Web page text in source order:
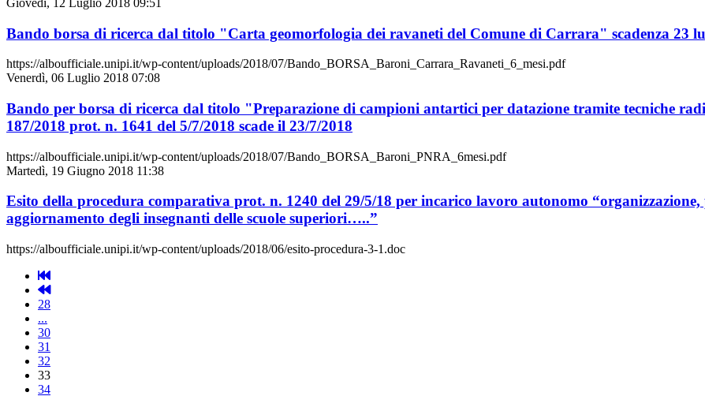
Bando borsa di ricerca dal titolo "Carta geomorfologia dei ravaneti del Comune di Carrara" scadenza 23
https://alboufficiale.unipi.it/wp-content/uploads/2018/07/Bando_BORSA_Baroni_Carrara_Ravaneti_6_mesi.pdf
Venerdì, 06 Luglio 2018 07:08
Bando per borsa di ricerca dal titolo "Preparazione di campioni antartici per datazione tramite tecniche
187/2018 prot. n. 1641 del 5/7/2018 scade il 23/7/2018
https://alboufficiale.unipi.it/wp-content/uploads/2018/07/Bando_BORSA_Baroni_PNRA_6mesi.pdf
Martedì, 19 Giugno 2018 11:38
Esito della procedura comparativa prot. n. 1240 del 29/5/18 per incarico lavoro autonomo
aggiornamento degli insegnanti delle scuole superiori…..”
https://alboufficiale.unipi.it/wp-content/uploads/2018/06/esito-procedura-3-1.doc
28
...
30
31
32
33
34